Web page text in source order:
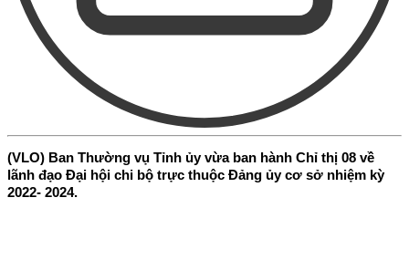
(VLO) Ban Thường vụ Tỉnh ủy vừa ban hành Chỉ thị 08 về
lãnh đạo Đại hội chi bộ trực thuộc Đảng ủy cơ sở nhiệm kỳ
2022- 2024.